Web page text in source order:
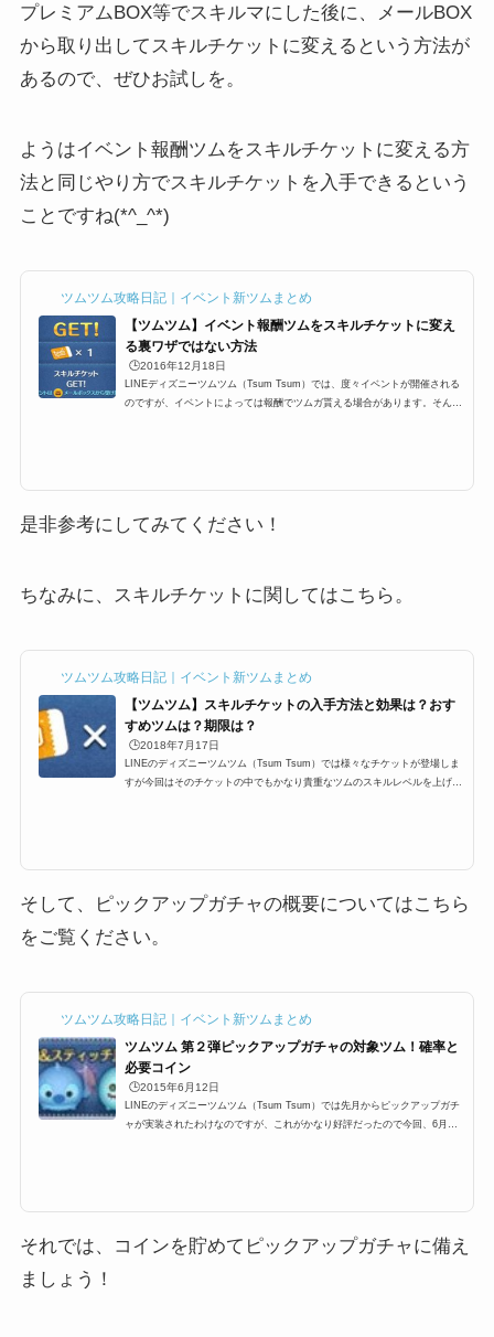
プレミアムBOX等でスキルマにした後に、メールBOX
から取り出してスキルチケットに変えるという方法が
あるので、ぜひお試しを。
ようはイベント報酬ツムをスキルチケットに変える方
法と同じやり方でスキルチケットを入手できるという
ことですね(*^_^*)
ツムツム攻略日記｜イベント新ツムまとめ
【ツムツム】イベント報酬ツムをスキルチケットに変え
る裏ワザではない方法
🕒️2016年12月18日
LINEディズニーツムツム（Tsum Tsum）では、度々イベントが開催される
のですが、イベントによっては報酬でツムガ貰える場合があります。そんな
ベントクリア報酬ツムをス...
是非参考にしてみてください！
ちなみに、スキルチケットに関してはこちら。
ツムツム攻略日記｜イベント新ツムまとめ
【ツムツム】スキルチケットの入手方法と効果は？おす
すめツムは？期限は？
🕒️2018年7月17日
LINEのディズニーツムツム（Tsum Tsum）では様々なチケットが登場しま
すが今回はそのチケットの中でもかなり貴重なツムのスキルレベルを上げる
効果があるの？では、スキ...
そして、ピックアップガチャの概要についてはこちら
をご覧ください。
ツムツム攻略日記｜イベント新ツムまとめ
ツムツム 第２弾ピックアップガチャの対象ツム！確率と
必要コイン
🕒️2015年6月12日
LINEのディズニーツムツム（Tsum Tsum）では先月からピックアップガチ
ャが実装されたわけなのですが、これがかなり好評だったので今回、6月に
5月で人気のハチプー、アナ...
それでは、コインを貯めてピックアップガチャに備え
ましょう！